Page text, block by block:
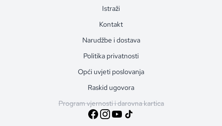
Istraži
Kontakt
Narudžbe i dostava
Politika privatnosti
Opći uvjeti poslovanja
Raskid ugovora
Program vjernosti i darovna kartica